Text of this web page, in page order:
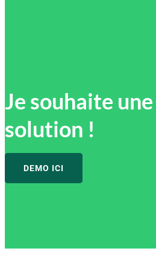
Je souhaite
solution !
DEMO ICI